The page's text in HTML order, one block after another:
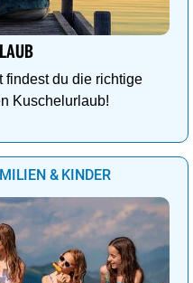
findest du die richtige
Kuschelurlaub!
& KINDER